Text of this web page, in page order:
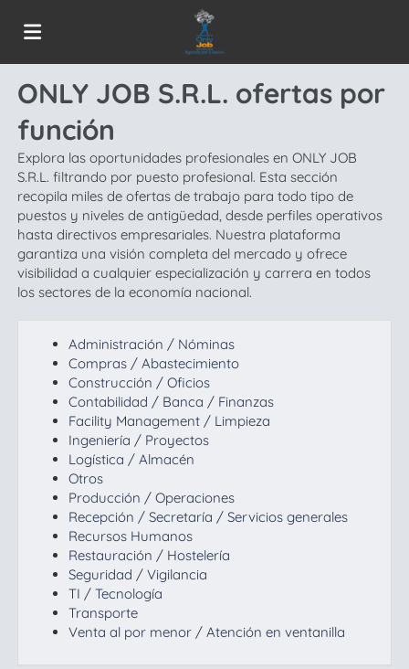
Home
Lista
ofertas
de
trabajo
Subir
CV
Acceso
Idioma
EN
FR
IT
DE
ONLY JOB S.R.L. ofertas por
función
Explora las oportunidades profesionales en ONLY JOB
S.R.L. filtrando por puesto profesional. Esta sección
recopila miles de ofertas de trabajo para todo tipo de
puestos y niveles de antigüedad, desde perfiles operativos
hasta directivos empresariales. Nuestra plataforma
garantiza una visión completa del mercado y ofrece
visibilidad a cualquier especialización y carrera en todos
los sectores de la economía nacional.
Administración / Nóminas
Compras / Abastecimiento
Construcción / Oficios
Contabilidad / Banca / Finanzas
Facility Management / Limpieza
Ingeniería / Proyectos
Logística / Almacén
Otros
Producción / Operaciones
Recepción / Secretaría / Servicios generales
Recursos Humanos
Restauración / Hostelería
Seguridad / Vigilancia
TI / Tecnología
Transporte
Venta al por menor / Atención en ventanilla